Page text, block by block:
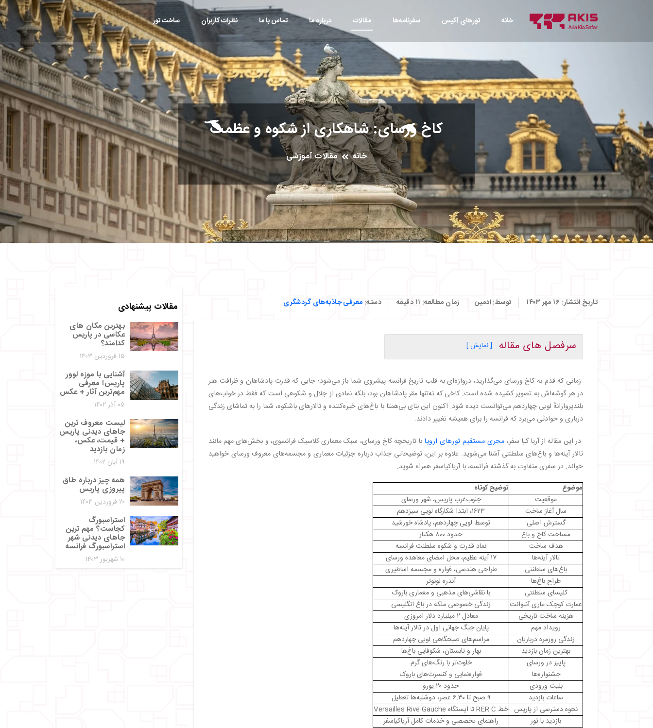
خانه تورهای آکیس سفرنامه‌ها مقالات درباره ما تماس با ما نظرات کاربران ساخت تور
کاخ ورسای: شاهکاری از شکوه و عظمت
خانه مقالات آموزشی
مقالات پیشنهادی
بهترین مکان های
عکاسی در پاریس
کدامند؟
۱۵ فروردین ۱۴۰۳
آشنایی با موزه لوور
پاریس! معرفی
مهم‌ترین آثار + عکس
۰۵ آذر ۱۴۰۲
لیست معروف ترین
جاهای دیدنی پاریس
+ قیمت، عکس،
زمان بازدید
۱۹ آبان ۱۴۰۲
همه چیز درباره طاق
پیروزی پاریس
۲۰ فروردین ۱۴۰۳
استراسبورگ
کجاست؟ مهم ترین
جاهای دیدنی شهر
استراسبورگ فرانسه
۱۰ شهریور ۱۴۰۳
تاریخ انتشار: ۱۶ مهر ۱۴۰۳ توسط:ادمین زمان مطالعه: ۱۱ دقیقه دسته: معرفی جاذبه‌های گردشگری
سرفصل های مقاله
[ نمایش ]
・تاریخچه کاخ ورسای؛ از رویا تا واقعیت
・
معماری کاخ ورسای: جزئیات تماشایی
・جاذبه‌های گردشگری کاخ ورسای از گذشته تا امروز
・تالار آینه‌ها: شکوه در هر بازتاب
・باغ‌های سلطنتی ورسای: پیوند تاریخ و طبیعت
・کلیسای سلطنتی: معماری و نقاشی‌های خیره‌کننده
عمارت کوچک ماری آنتوانت: بخشی از زندگی خصوصی ملکه
・نکات جالب و کمتر شنیده شده از کاخ ورسای
・
زندگی روزمره در کاخ: لوئی چهاردهم، شاه خورشید
・باغ‌های پنهان: ماجراهای درباریان
・بهترین زمان برای بازدید از کاخ ورسای
・بهار و تابستان؛ زمانی برای لذت‌بردن از باغ‌ها
・پاییز؛ هوای خنک و ازدحام کمتر
・زمستان؛ کاخ بدون شلوغی
・رویدادهای ویژه و جشنواره‌ها
・ساعات بازدید و قیمت بلیط‌ها
آدرس و نحوه دسترسی به کاخ ورسای
تجربه بازدید از کاخ ورسای با آژانس آریاکیاسفر
زمانی که قدم به کاخ ورسای می‌گذارید، دروازه‌ای به قلب تاریخ فرانسه پیشروی شما باز می‌شود؛ جایی که قدرت پادشاهان و ظرافت هنر
در هر گوشه‌اش به تصویر کشیده شده است. کاخی که نه‌تنها مقر پادشاهان بود، بلکه نمادی از جلال و شکوهی است که فقط در خواب‌های
بلندپروازانهٔ لویی چهاردهم می‌توانست دیده شود. اکنون این بنای بی‌همتا با باغ‌های خیره‌کننده و تالارهای باشکوه، شما را به تماشای زندگی
درباری و حوادثی می‌برد که فرانسه را برای همیشه تغییر دادند.
در این مقاله از آریا کیا سفر، مجری مستقیم تورهای اروپا با تاریخچه کاخ ورسای، سبک معماری کلاسیک فرانسوی، و بخش‌های مهم مانند
تالار آینه‌ها و باغ‌های سلطنتی آشنا می‌شوید. علاوه بر این، توضیحاتی جذاب درباره جزئیات معماری و مجسمه‌های معروف ورسای خواهید
خواند. در سفری متفاوت به گذشته فرانسه، با آریاکیاسفر همراه شوید.
موضوع
توضیح کوتاه
موقعیت
جنوب‌غرب پاریس، شهر ورسای
سال آغاز ساخت
۱۶۲۳، ابتدا شکارگاه لویی سیزدهم
گسترش اصلی
توسط لویی چهاردهم، پادشاه خورشید
مساحت کاخ و باغ
حدود ۸۰۰ هکتار
هدف ساخت
نماد قدرت و شکوه سلطنت فرانسه
تالار آینه‌ها
۱۷ آینه عظیم، محل امضای معاهده ورسای
باغ‌های سلطنتی
طراحی هندسی، فواره و مجسمه اساطیری
طراح باغ‌ها
آندره لونوتر
کلیسای سلطنتی
با نقاشی‌های مذهبی و معماری باروک
عمارت کوچک ماری آنتوانت
زندگی خصوصی ملکه در باغ انگلیسی
هزینه ساخت تاریخی
معادل ۲ میلیارد دلار امروزی
رویداد مهم
پایان جنگ جهانی اول در تالار آینه‌ها
زندگی روزمره درباریان
مراسم‌های صبحگاهی لویی چهاردهم
بهترین زمان بازدید
بهار و تابستان، شکوفایی باغ‌ها
پاییز در ورسای
خلوت‌تر با رنگ‌های گرم
جشنواره‌ها
فواره‌نمایی و کنسرت‌های باروک
بلیت ورودی
حدود ۲۰ یورو
ساعات بازدید
۹ صبح تا ۶:۳۰ عصر، دوشنبه‌ها تعطیل
نحوه دسترسی از پاریس خط RER C تا ایستگاه Versailles Rive Gauche
بازدید با تور
راهنمای تخصصی و خدمات کامل آریاکیاسفر